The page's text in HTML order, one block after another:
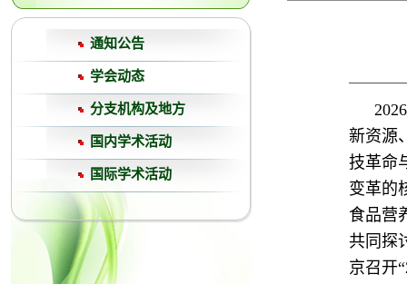
通知公告
学会动态
分支机构及地方
国内学术活动
国际学术活动
新资源
技革命
变革的
食品营
共同探
京召开